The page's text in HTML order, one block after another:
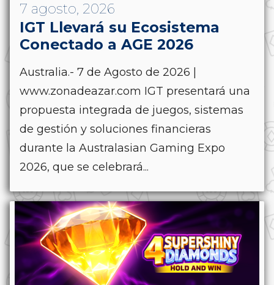
7 agosto, 2026
IGT Llevará su Ecosistema
Conectado a AGE 2026
Australia.- 7 de Agosto de 2026 |
www.zonadeazar.com IGT presentará una
propuesta integrada de juegos, sistemas
de gestión y soluciones financieras
durante la Australasian Gaming Expo
2026, que se celebrará...